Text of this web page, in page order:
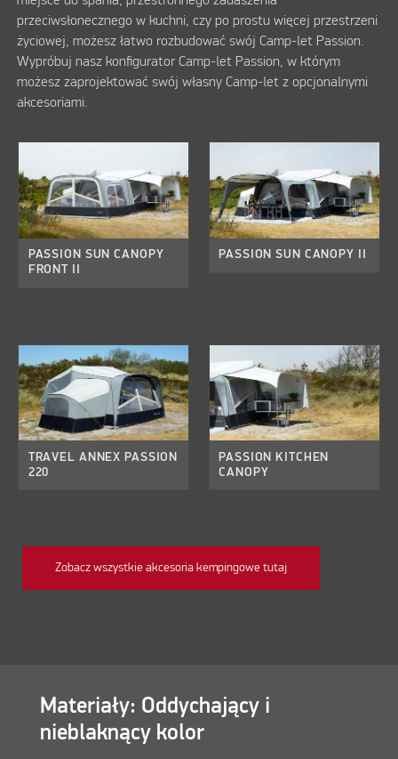
przeciwsłonecznego w kuchni, czy po prostu więcej przestrzeni
życiowej, możesz łatwo rozbudować swój Camp-let Passion.
Wypróbuj nasz konfigurator Camp-let Passion, w którym
możesz zaprojektować swój własny Camp-let z opcjonalnymi
akcesoriami.
PASSION SUN CANOPY
FRONT II
PASSION SUN CANOPY II
TRAVEL ANNEX PASSION
220
PASSION KITCHEN
CANOPY
Zobacz wszystkie akcesoria kempingowe tutaj
Materiały: Oddychający i
nieblaknący kolor